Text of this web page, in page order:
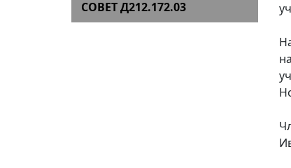
СОВЕТ Д212.172.03